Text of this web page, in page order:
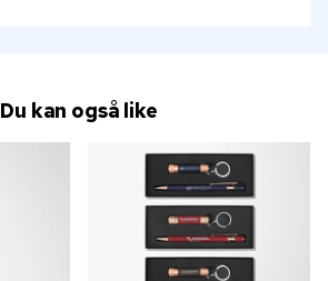
Du kan også like